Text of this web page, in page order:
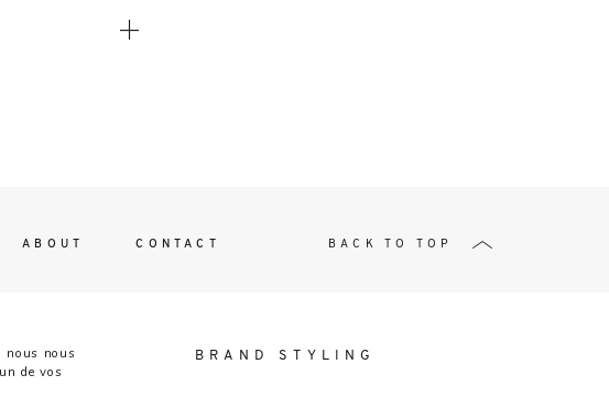
ABOUT CONTACT BACK TO TOP
nous nous
de vos
BRAND STYLING